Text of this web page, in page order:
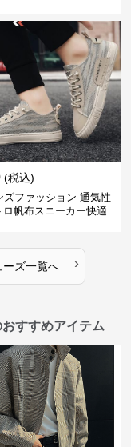
(税込)
ズファッション 通気性
ロ帆布スニーカー快適
ーズ一覧へ ›
すすめアイテム